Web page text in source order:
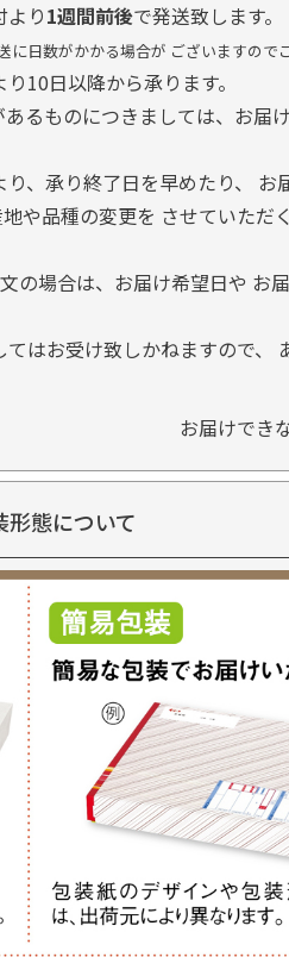
り1週間前後で発送致します。
日数がかかる場合が ございますので
10日以降から承ります。
るものにつきましては、お届
、承り終了日を早めたり、 お
や品種の変更を させていただ
の場合は、お届け希望日や お
はお受け致しかねますので、
お届けでき
形態について